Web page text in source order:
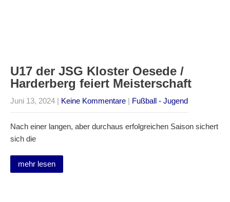
U17 der JSG Kloster Oesede /
Harderberg feiert Meisterschaft
Juni 13, 2024 | Keine Kommentare | Fußball - Jugend
Nach einer langen, aber durchaus erfolgreichen Saison sichert
sich die
mehr lesen